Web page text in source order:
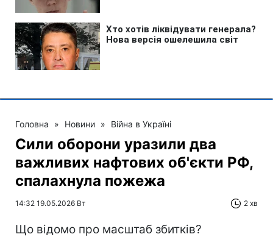
Головна » Новини » Війна в Україні
Сили оборони уразили два
важливих нафтових об'єкти РФ,
спалахнула пожежа
14:32 19.05.2026 Вт 2 хв
Що відомо про масштаб збитків?